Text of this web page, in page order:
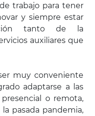
trabajo para tener
y siempre estar
tanto de la
auxiliares que
muy conveniente
adaptarse a las
o remota,
pasada pandemia,